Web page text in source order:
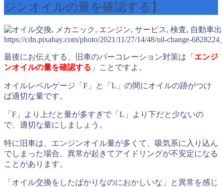
ジンオイルの量を確認する】
https://cdn.pixabay.com/photo/2021/11/27/14/48/oil-change-
最後にお伝えする、旧車のパーコレーション対策は「 エンジ
ンオイルの量を確認する 」ことですよ。
オイルレベルゲージ「F」と「L」の間にオイルの跡がつけ
ば適切な量です。
「F」より上だと量が多すぎで「L」より下だと少ないの
で、適切な量にしましょう。
特に旧車は、エンジンオイル量が多くて、吸気系に入り込ん
でしまった場合、異常が起きてアイドリングが不安定になる
ことがあります。
「オイル交換をしたばかりなのにおかしいな」と異常を感じ